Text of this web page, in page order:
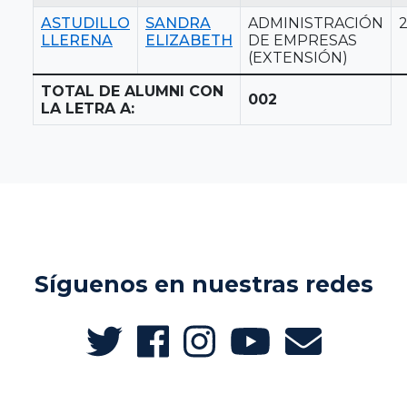
ASTUDILLO
LLERENA
SANDRA
ELIZABETH
ADMINISTRACIÓN
DE EMPRESAS
(EXTENSIÓN)
TOTAL DE ALUMNI CON
LA LETRA A:
002
Síguenos en nuestras redes